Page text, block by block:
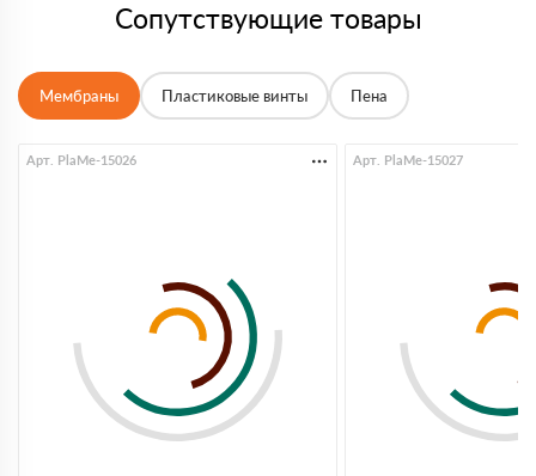
Сопутствующие товары
Мембраны Пластиковые винты Пена
Арт. PlaMe-15026 Арт. PlaMe-15027